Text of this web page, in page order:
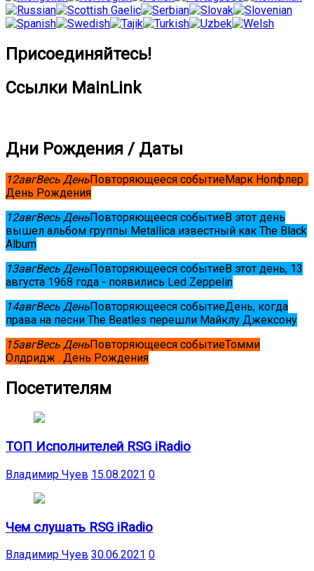
Присоединяйтесь!
Ссылки MainLink
Дни Рождения / Даты
12авгВесь ДеньПовторяющееся событиеМарк Нопфлер .
День Рождения
12авгВесь ДеньПовторяющееся событиеВ этот день
вышел альбом группы Metallica известный как The Black
Album
13авгВесь ДеньПовторяющееся событиеВ этот день, 13
августа 1968 года - появились Led Zeppelin
14авгВесь ДеньПовторяющееся событиеДень, когда
права на песни The Beatles перешли Майклу Джексону
15авгВесь ДеньПовторяющееся событиеТомми
Олдридж . День Рождения
Посетителям
ТОП Исполнителей RSG iRadio
Владимир Чуев 15.08.2021 0
Чем слушать RSG iRadio
Владимир Чуев 30.06.2021 0